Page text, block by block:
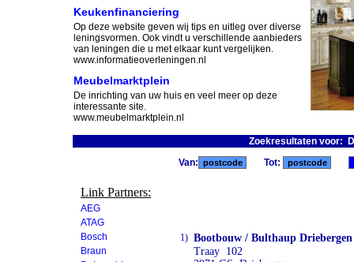
Keukenfinanciering
Op deze website geven wij tips en uitleg over diverse
leningsvormen. Ook vindt u verschillende aanbieders
van leningen die u met elkaar kunt vergelijken.
www.informatieoverleningen.nl
Meubelmarktplein
De inrichting van uw huis en veel meer op deze
interessante site.
www.meubelmarktplein.nl
Zoekresultaten voor:
Link Partners:
AEG
ATAG
Bosch
Braun
Van: Tot:
1) Bootbouw / Bulthaup Driebergen
Traay 102